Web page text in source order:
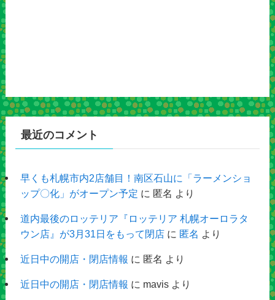
最近のコメント
早くも札幌市内2店舗目！南区石山に「ラーメンショ
ップ〇化」がオープン予定 に 匿名 より
道内最後のロッテリア『ロッテリア 札幌オーロラタ
ウン店』が3月31日をもって閉店に 匿名 より
近日中の開店・閉店情報 に 匿名 より
近日中の開店・閉店情報 に mavisより